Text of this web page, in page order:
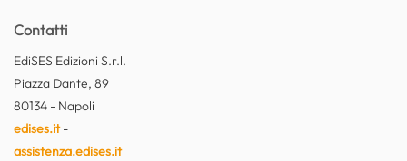
Contatti
EdiSES Edizioni S.r.l.
Piazza Dante, 89
80134 - Napoli
edises.it-
assistenza.edises.it